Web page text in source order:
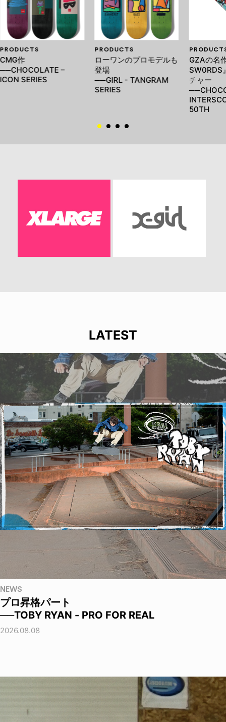
PRODUCTS
CMG作
──CHOCOLATE –
ICON SERIES
PRODUCTS
ローワンのプロモデルも
登場
──GIRL - TANGRAM
SERIES
GZAの名
SW0RDS
チャー
50TH
LATEST
NEWS
プロ昇格パート
──TOBY RYAN - PRO FOR REAL
2026.08.08